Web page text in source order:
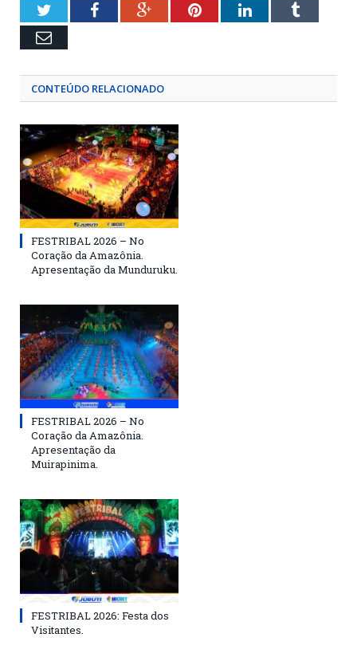
TwitterFacebookGoogle+PinterestLinkedInTumblr
Email
CONTEÚDO RELACIONADO
FESTRIBAL 2026 – No
Coração da Amazônia.
Apresentação da Munduruku.
FESTRIBAL 2026 – No
Coração da Amazônia.
Apresentação da
Muirapinima.
FESTRIBAL 2026: Festa dos
Visitantes.